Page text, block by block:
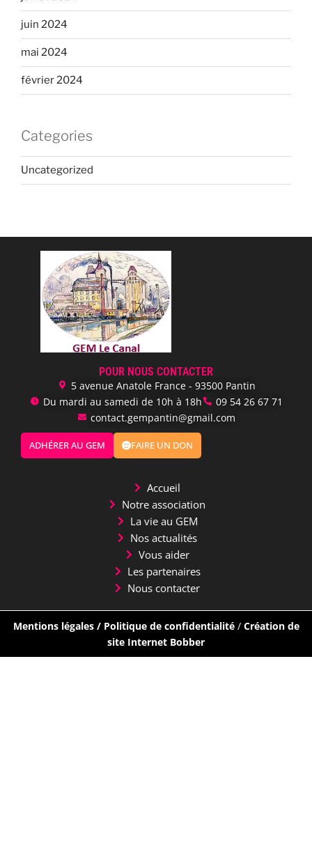
juin 2024
mai 2024
février 2024
Categories
Uncategorized
POUR NOUS CONTACTER
5 avenue Anatole France - 93500 Pantin
Du mardi au samedi de 10h à 18h
‭09 54 26 67 71‬
contact.gempantin@gmail.com
ADHÉRER AU GEM FAIRE UN DON
Accueil
Notre association
La vie au GEM
Nos actualités
Vous aider
Les partenaires
Nous contacter
Mentions légales/ Politique de confidentialité/ Création de
site Internet Bobber